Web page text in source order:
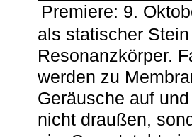
Premiere: 9.
als statischer
Resonanzkörper.
werden zu
Geräusche auf
nicht draußen,